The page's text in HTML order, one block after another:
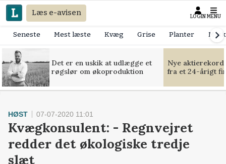
Læs e-avisen LOGIN MENU
Seneste Mest læste Kvæg Grise Planter
Det er en uskik at udlægge et
røgslør om økoproduktion
Nye
fra et 24-årigt
HØST 07-07-2020 11:01
Kvægkonsulent: - Regnvejret
redder det økologiske tredje
slæt